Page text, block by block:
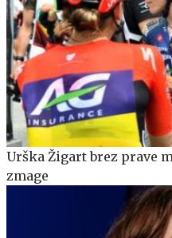
Urška Žigart brez prave
zmage